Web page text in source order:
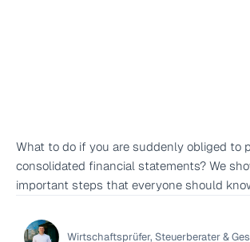
What to do if you are suddenly obliged to
consolidated financial statements? We
important steps that everyone should
Wirtschaftsprüfer, Steuerberater &